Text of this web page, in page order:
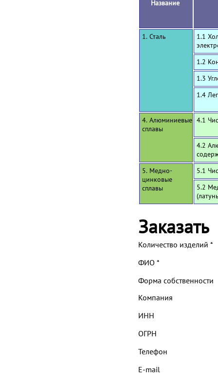
Название
1. Сталь
1.1
1.2
1.3
1.4
4. Алюминиевые
сплавы
4.1
4.2
5. Медно-
цинковые
сплавы
5.1
5.2
Заказать
Количество изделий *
ФИО *
Форма собственности
Компания
ИНН
ОГРН
Телефон
E-mail